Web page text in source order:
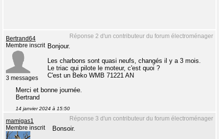
Réponse 2 d'un contributeur du forum électroménager
Bertrand64
Membre inscrit
3 messages
Bonjour.
Les charbons sont quasi neufs, changés il y a 3 mois.
Le triac qui pilote le moteur, c'est quoi ?
C'est un Beko WMB 71221 AN
Merci et bonne journée.
Bertrand
14 janvier 2024 à 15:50
Réponse 3 d'un contributeur du forum électroménager
mamigas1
Membre inscrit
Bonsoir.